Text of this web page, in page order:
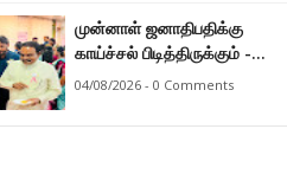
தவணையிடப்பட்டுள்ளது.
முன்னாள் ஜனாதிபதிக்கு
காய்ச்சல் பிடித்திருக்கும் -
பாராளுமன்ற உறுப்பினர் ஸ்ரீநேசன்
04/08/2026 - 0 Comments